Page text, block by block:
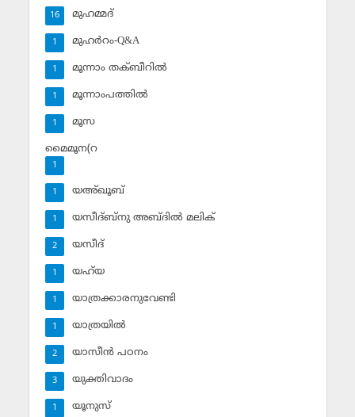
മുഹമ്മദ്‌
16
മുഹര്‍റം-Q&A
1
മൂന്നാം തക്ബീറില്‍
1
മൂന്നാംപത്തില്‍
1
മൂസ
1
മൈമൂന(റ
1
യഅ്ഖൂബ്‌
1
യസീദ്ബ്‌നു അബ്ദില്‍ മലിക്‌
1
യസീദ്‌
2
യഹ്‌യ
1
യാത്രക്കാരനുവേണ്ടി
1
യാത്രയില്‍
1
യാസീന്‍ പഠനം
2
യുക്തിവാദം
3
യൂനുസ്‌
1